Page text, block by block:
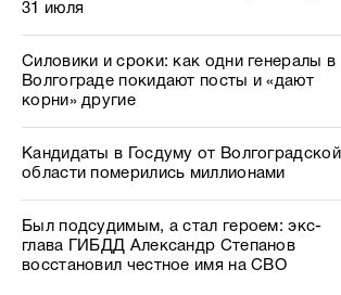
31 июля
Силовики и сроки: как одни генералы в
Волгограде покидают посты и «дают
корни» другие
Кандидаты в Госдуму от Волгоградской
области померились миллионами
Был подсудимым, а стал героем: экс-
глава ГИБДД Александр Степанов
восстановил честное имя на СВО